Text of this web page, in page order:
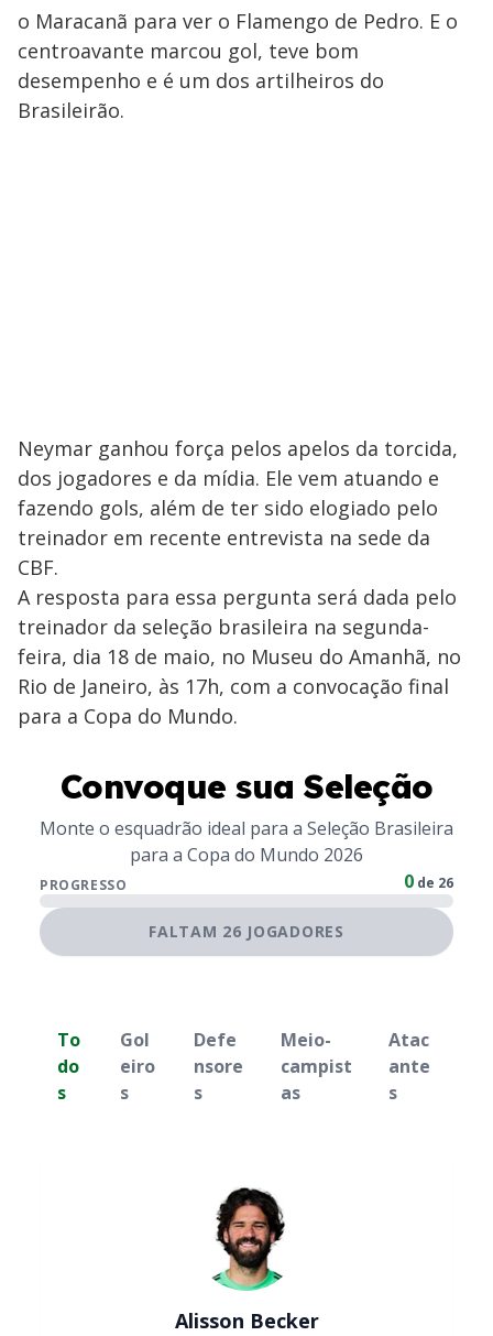
o Maracanã para ver o Flamengo de Pedro. E o
centroavante marcou gol, teve bom
desempenho e é um dos artilheiros do
Brasileirão.
Neymar ganhou força pelos apelos da torcida,
dos jogadores e da mídia. Ele vem atuando e
fazendo gols, além de ter sido elogiado pelo
treinador em recente entrevista na sede da
CBF.
A resposta para essa pergunta será dada pelo
treinador da seleção brasileira na segunda-
feira, dia 18 de maio, no Museu do Amanhã, no
Rio de Janeiro, às 17h, com a convocação final
para a Copa do Mundo.
Convoque sua Seleção
Monte o esquadrão ideal para a Seleção Brasileira
para a Copa do Mundo 2026
PROGRESSO 0 de 26
FALTAM 26 JOGADORES
To
do
s
Gol
eiro
s
Defe
nsore
s
Meio-
campist
as
Atac
ante
s
Alisson Becker